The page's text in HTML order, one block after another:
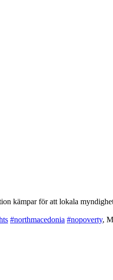
kämpar för att lokala
#northmacedonia #nopoverty,